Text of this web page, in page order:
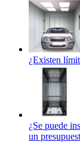
¿Existen
¿Se puede
un